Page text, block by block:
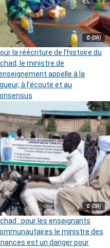
© (DR)
la réécriture de l’histoire du
le ministre de
appelle à la
à l’écoute et au
© (DR)
: pour les enseignants
le ministre des
est un danger pour